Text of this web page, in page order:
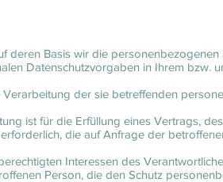
deren Basis wir die personenbezogenen
Datenschutzvorgaben in Ihrem bzw.
Verarbeitung der sie betreffenden
ist für die Erfüllung eines Vertrags,
die auf Anfrage der
Interessen des
Person, die den Schutz